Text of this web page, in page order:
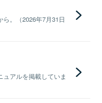
。（2026年7月31日
アルを掲載していま